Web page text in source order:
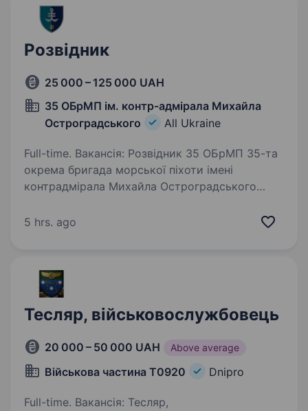
Розвідник
25 000 – 125 000 UAH
35 ОБрМП ім. контр-адмірала Михайла
Остроградського
All Ukraine
Full-time. Вакансія: Розвідник 35 ОБрМП 35-та
окрема бригада морської піхоти імені
контрадмірала Михайла Остроградського
відділення морської піхоти. Ми окрема
5 hrs. ago
Тесляр, військовослужбовець
20 000 – 50 000 UAH Above average
Військова частина Т0920 Dnipro
Full-time. Вакансія: Тесляр,